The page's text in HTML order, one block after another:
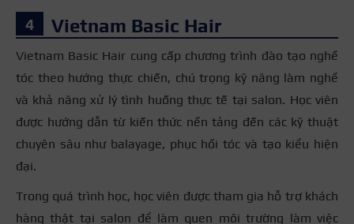
Vietnam Basic Hair
Vietnam Basic Hair cung cấp chương trình đào tạo nghề
tóc theo hướng thực chiến, chú trọng kỹ năng làm nghề
và khả năng xử lý tình huống thực tế tại salon. Học viên
được hướng dẫn từ kiến thức nền tảng đến các kỹ thuật
chuyên sâu như balayage, phục hồi tóc và tạo kiểu hiện
đại.
Trong quá trình học, học viên được tham gia hỗ trợ khách
hàng thật tại salon để làm quen môi trường làm việc